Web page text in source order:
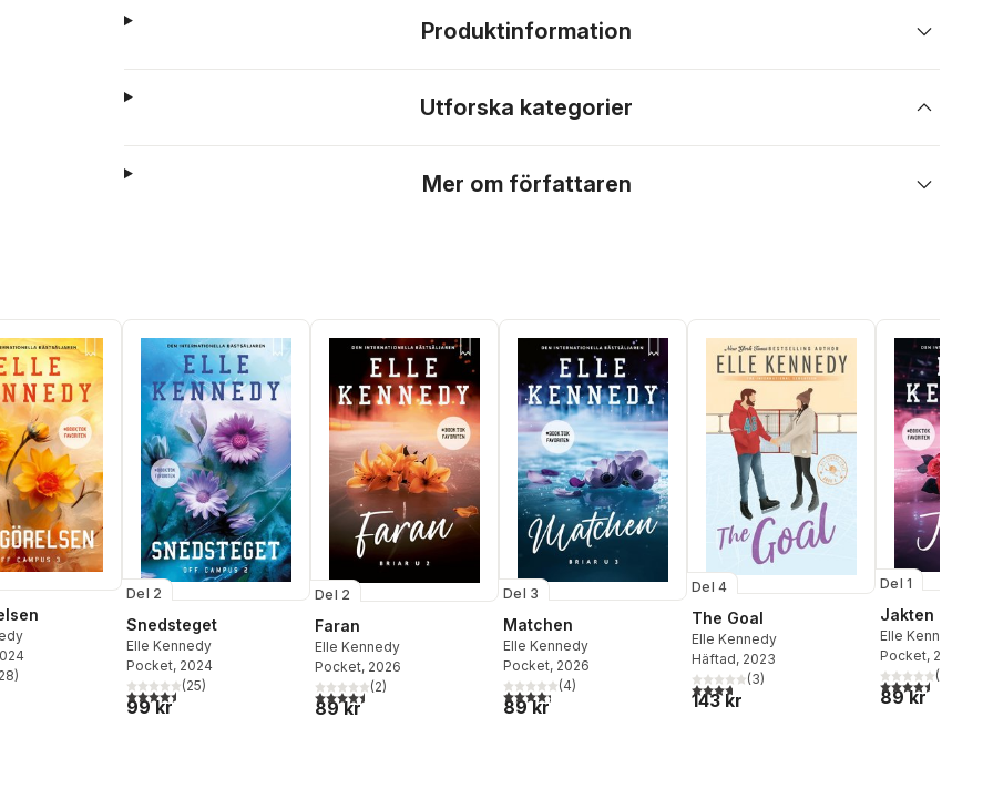
Produktinformation
Utforska kategorier
Mer om författaren
Totalt antal röster:
28)
Del 2
Snedsteget
Elle Kennedy
Pocket, 2024
4,5utav 5 stjärnor. Totalt antal röster:
(25)
99 kr
Del 2
Faran
Elle Kennedy
Pocket, 2026
4,5utav 5 stjärnor. Totalt antal röster:
(2)
89 kr
Del 3
Matchen
Elle Kennedy
Pocket, 2026
4,3utav 5 stjärnor. Totalt antal röster:
(4)
89 kr
Del 4
The Goal
Elle Kennedy
Häftad, 2023
3,7utav 5 stjärnor. Totalt antal röster:
(3)
143 kr
Del 1
Jakten
Elle Kennedy
Pocket, 2025
4,5utav 5(
89 kr